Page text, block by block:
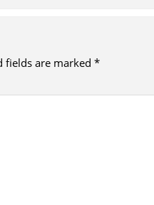
fields are marked *